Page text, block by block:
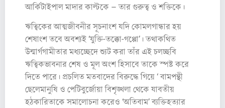
আর্কিটাইপাল মাদার কাল্টকে – তার গুরুত্ব ও শক্তিকে।
ঋত্বিকের আত্মজীবনীর সূচনাংশ যদি কোমলগান্ধার হয়
শেষাংশ তবে অবশ্যই ‘যুক্তি-তক্কো-গপ্পো’। তথাকথিত
উন্মার্গগামীতার মধ্যচ্ছেদে শ্যুট করা তাঁর এই চলচ্ছবি
ঋত্বিকভাবনার শেষ ও মূল অংশ হিসাবে তাকে স্পষ্ট করে
দিতে পারে। প্রচলিত মতবাদের বিরুদ্ধে গিয়ে ‘ বামপন্থী
ছেলেমানুষি ও পেটিবুর্জোয়া বিশৃঙ্খলা থেকে যাবতীয়
হঠকারিতাকে সমালোচনা করেও ‘অতিবাম’ ব্যক্তিহত্যার